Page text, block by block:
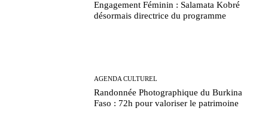
Engagement Féminin : Salamata Kobré
désormais directrice du programme
AGENDA CULTUREL
Randonnée Photographique du Burkina
Faso : 72h pour valoriser le patrimoine